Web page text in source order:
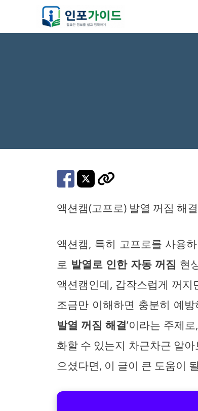
액션캠(고프로) 발열 꺼짐 해
액션캠, 특히 고프로를 사용
로 발열로 인한 자동 꺼짐 현
액션캠인데, 갑작스럽게 꺼
조금만 이해하면 충분히 예
발열 꺼짐 해결’이라는 주제
화할 수 있는지 차근차근 알
으셨다면, 이 글이 큰 도움이